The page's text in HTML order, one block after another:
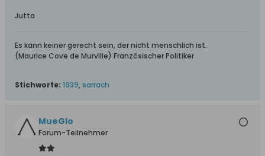
Jutta
Es kann keiner gerecht sein, der nicht menschlich ist.
(Maurice Cove de Murville) Französischer Politiker
Stichworte: 1939, sarrach
MueGlo
Forum-Teilnehmer